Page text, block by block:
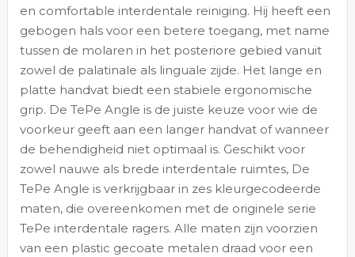
en comfortable interdentale reiniging. Hij heeft een
gebogen hals voor een betere toegang, met name
tussen de molaren in het posteriore gebied vanuit
zowel de palatinale als linguale zijde. Het lange en
platte handvat biedt een stabiele ergonomische
grip. De TePe Angle is de juiste keuze voor wie de
voorkeur geeft aan een langer handvat of wanneer
de behendigheid niet optimaal is. Geschikt voor
zowel nauwe als brede interdentale ruimtes, De
TePe Angle is verkrijgbaar in zes kleurgecodeerde
maten, die overeenkomen met de originele serie
TePe interdentale ragers. Alle maten zijn voorzien
van een plastic gecoate metalen draad voor een